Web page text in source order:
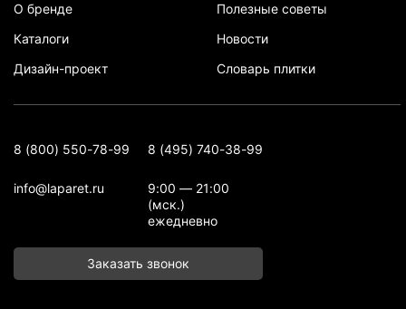
О бренде
Каталоги
Дизайн-проект
Полезные советы
Новости
Словарь плитки
8 (800) 550-78-99 8 (495) 740-38-99
info@laparet.ru
9:00 — 21:00
(мск.)
ежедневно
Заказать звонок